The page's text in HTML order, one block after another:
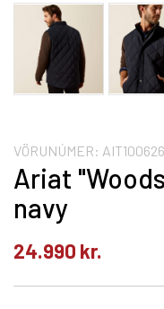
VÖRUNÚMER:
Ariat
navy
24.990 kr.